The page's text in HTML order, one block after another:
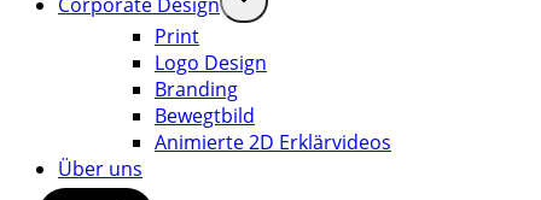
Print
Logo Design
Branding
Bewegtbild
Animierte 2D Erklärvideos
Über uns